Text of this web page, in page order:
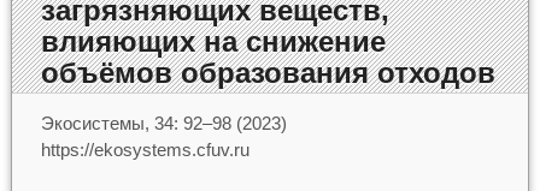
загрязняющих веществ,
влияющих на снижение
объёмов образования отходов
Экосистемы, 34: 92–98 (2023)
https://ekosystems.cfuv.ru